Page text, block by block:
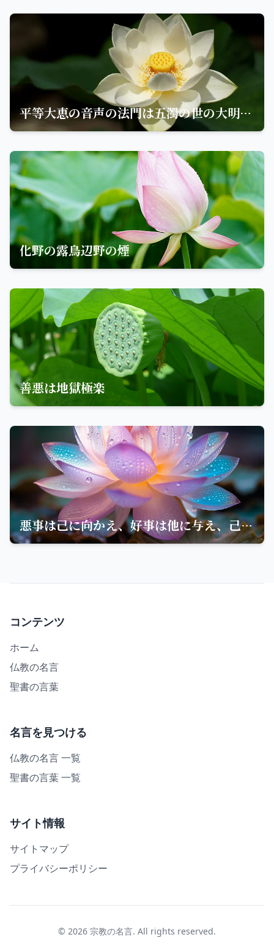
平等大恵の音声の法門は五濁の世の大明法炬なり
化野の露鳥辺野の煙
善悪は地獄極楽
悪事は己に向かえ、好事は他に与え、己を忘れて他を利するは慈悲の極みなり
コンテンツ
ホーム
仏教の名言
聖書の言葉
名言を見つける
仏教の名言 一覧
聖書の言葉 一覧
サイト情報
サイトマップ
プライバシーポリシー
© 2026 宗教の名言. All rights reserved.